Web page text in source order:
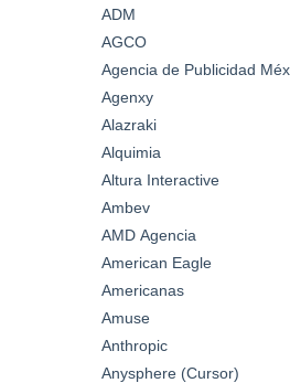
ADM
AGCO
Agencia de Publicidad
Agenxy
Alazraki
Alquimia
Altura Interactive
Ambev
AMD Agencia
American Eagle
Americanas
Amuse
Anthropic
Anysphere (Cursor)